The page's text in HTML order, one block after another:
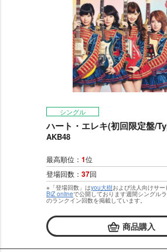
シングル
ハート・エレキ(初回限定盤/
AKB48
最高順位： 1位
登場回数： 37回
※「登場回数」はyou大樹および法人向けサー
BiZ onlineで公開しております週間シングル
のランクイン回数を掲載しています。
商品購入